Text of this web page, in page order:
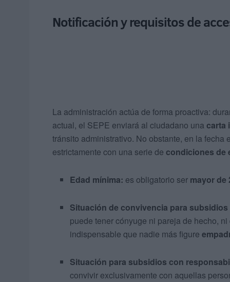
Notificación y requisitos de
La administración actúa de forma proactiva:
actual, el SEPE enviará al ciudadano una carta
tránsito administrativo. No obstante, en la
estrictamente con una serie de condiciones de
Edad mínima: es obligatorio ser mayor de
Situación de convivencia para
puede tener cónyuge ni pareja de hecho,
indispensable que nadie más figure
Situación para subsidios con
convivir exclusivamente con aquellas